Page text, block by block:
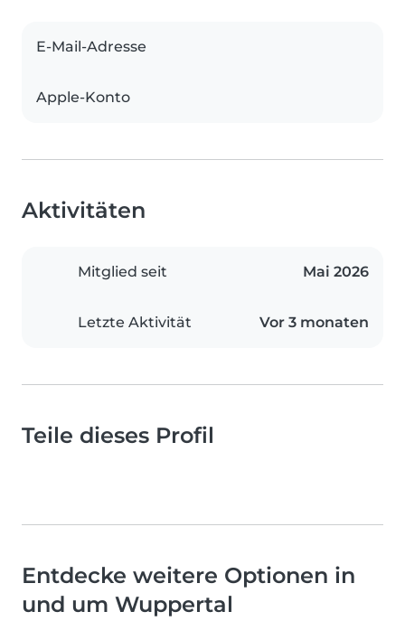
E-Mail-Adresse
Apple-Konto
Aktivitäten
Mitglied seit Mai 2026
Letzte Aktivität Vor 3 monaten
Teile dieses Profil
Entdecke weitere Optionen in
und um Wuppertal